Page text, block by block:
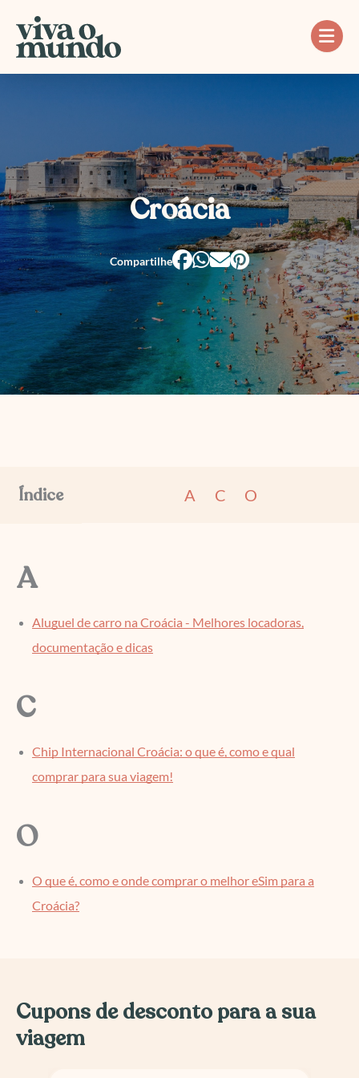
para
Croácia
A C O
A
Aluguel de carro na Croácia - Melhores locadoras,
documentação e dicas
C
Chip Internacional Croácia: o que é, como e qual
comprar para sua viagem!
O
O que é, como e onde comprar o melhor eSim para a
Croácia?
Cupons de desconto para a sua
viagem